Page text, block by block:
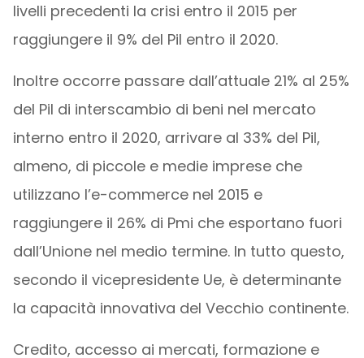
livelli precedenti la crisi entro il 2015 per
raggiungere il 9% del Pil entro il 2020.
Inoltre occorre passare dall’attuale 21% al 25%
del Pil di interscambio di beni nel mercato
interno entro il 2020, arrivare al 33% del Pil,
almeno, di piccole e medie imprese che
utilizzano l’e-commerce nel 2015 e
raggiungere il 26% di Pmi che esportano fuori
dall’Unione nel medio termine. In tutto questo,
secondo il vicepresidente Ue, è determinante
la capacità innovativa del Vecchio continente.
Credito, accesso ai mercati, formazione e